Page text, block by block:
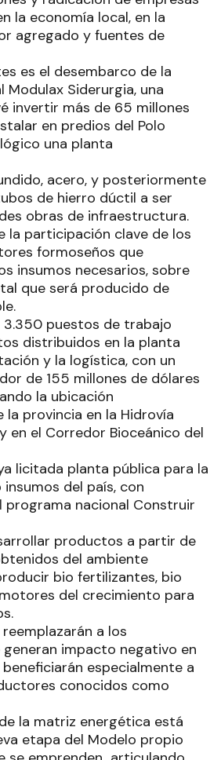
la economía local, en la
agregado y fuentes de
es el desembarco de la
Siderurgia, una
invertir más de 65 millones
en predios del Polo
una planta
acero, y posteriormente
de hierro dúctil a ser
obras de infraestructura.
la participación clave de los
formoseños que
insumos necesarios, sobre
que será producido de
3.350 puestos de trabajo
distribuidos en la planta
y la logística, con un
de 155 millones de dólares
la ubicación
provincia en la Hidrovía
en el Corredor Bioceánico del
licitada planta pública para la
del país, con
programa nacional Construir
productos a partir de
del ambiente
bio fertilizantes, bio
del crecimiento para
a los
impacto negativo en
especialmente a
conocidos como
la matriz energética está
etapa del Modelo propio